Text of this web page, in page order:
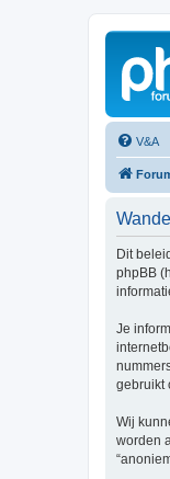
V&A
Dit
phpBB
Je
gebruikt
Wij
worden